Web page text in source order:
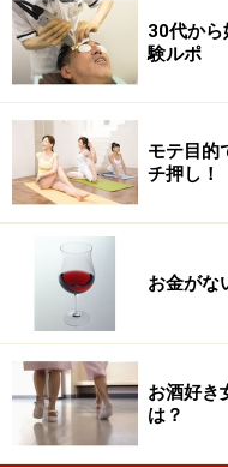
30代か
験ルポ
モテ目的
チ押し！
お金がな
お酒好き
は？